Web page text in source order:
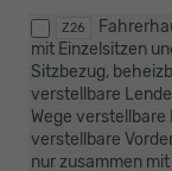
Z26
mit Einzelsitzen
Sitzbezug,
verstellbare
Wege
verstellbare
nur zusammen